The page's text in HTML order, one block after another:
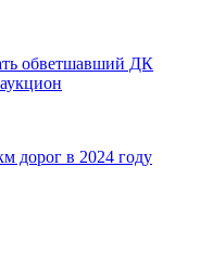
обветшавший ДК
дорог в 2024 году